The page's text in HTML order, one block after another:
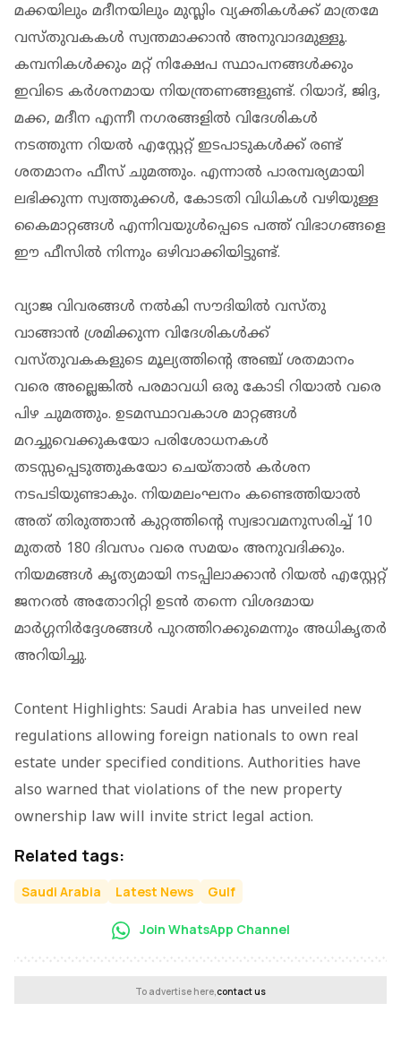
മക്കയിലും മദീനയിലും മുസ്ലിം വ്യക്തികൾക്ക് മാത്രമേ
വസ്തുവകകൾ സ്വന്തമാക്കാൻ അനുവാദമുള്ളൂ.
കമ്പനികൾക്കും മറ്റ് നിക്ഷേപ സ്ഥാപനങ്ങൾക്കും
ഇവിടെ കർശനമായ നിയന്ത്രണങ്ങളുണ്ട്. റിയാദ്, ജിദ്ദ,
മക്ക, മദീന എന്നീ നഗരങ്ങളിൽ വിദേശികൾ
നടത്തുന്ന റിയൽ എസ്റ്റേറ്റ് ഇടപാടുകൾക്ക് രണ്ട്
ശതമാനം ഫീസ് ചുമത്തും. എന്നാൽ പാരമ്പര്യമായി
ലഭിക്കുന്ന സ്വത്തുക്കൾ, കോടതി വിധികൾ വഴിയുള്ള
കൈമാറ്റങ്ങൾ എന്നിവയുൾപ്പെടെ പത്ത് വിഭാഗങ്ങളെ
ഈ ഫീസിൽ നിന്നും ഒഴിവാക്കിയിട്ടുണ്ട്.
വ്യാജ വിവരങ്ങൾ നൽകി സൗദിയിൽ വസ്തു
വാങ്ങാൻ ശ്രമിക്കുന്ന വിദേശികൾക്ക്
വസ്തുവകകളുടെ മൂല്യത്തിന്റെ അഞ്ച് ശതമാനം
വരെ അല്ലെങ്കിൽ പരമാവധി ഒരു കോടി റിയാൽ വരെ
പിഴ ചുമത്തും. ഉടമസ്ഥാവകാശ മാറ്റങ്ങൾ
മറച്ചുവെക്കുകയോ പരിശോധനകൾ
തടസ്സപ്പെടുത്തുകയോ ചെയ്താൽ കർശന
നടപടിയുണ്ടാകും. നിയമലംഘനം കണ്ടെത്തിയാൽ
അത് തിരുത്താൻ കുറ്റത്തിന്റെ സ്വഭാവമനുസരിച്ച് 10
മുതൽ 180 ദിവസം വരെ സമയം അനുവദിക്കും.
നിയമങ്ങൾ കൃത്യമായി നടപ്പിലാക്കാൻ റിയൽ എസ്റ്റേറ്റ്
ജനറൽ അതോറിറ്റി ഉടൻ തന്നെ വിശദമായ
മാർഗ്ഗനിർദ്ദേശങ്ങൾ പുറത്തിറക്കുമെന്നും അധികൃതർ
അറിയിച്ചു.
Content Highlights: Saudi Arabia has unveiled new
regulations allowing foreign nationals to own real
estate under specified conditions. Authorities have
also warned that violations of the new property
ownership law will invite strict legal action.
Related tags:
Saudi Arabia Latest News Gulf
Join WhatsApp Channel
To advertise here,contact us